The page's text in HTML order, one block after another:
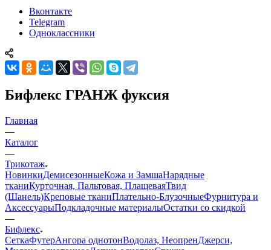
Вконтакте
Telegram
Одноклассники
Бифлекс ГРАНЖ фуксия
Главная
—
Каталог
—
Трикотаж
НовинкиДемисезонныеКожа и ЗамшаНарядные
тканиКурточная, Пальтовая, ПлащеваяТвид
(Шанель)Креповые тканиПлательно-БлузочныеФурнитура и
АксессуарыПодкладочные материалыОстатки со скидкой
—
Бифлекс
СеткаФутерАнгора однотонВодолаз, НеопренДжерси,